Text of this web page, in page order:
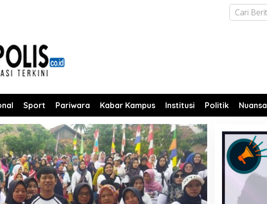
Sport Pariwara Kabar Kampus Institusi Politik Nuansa